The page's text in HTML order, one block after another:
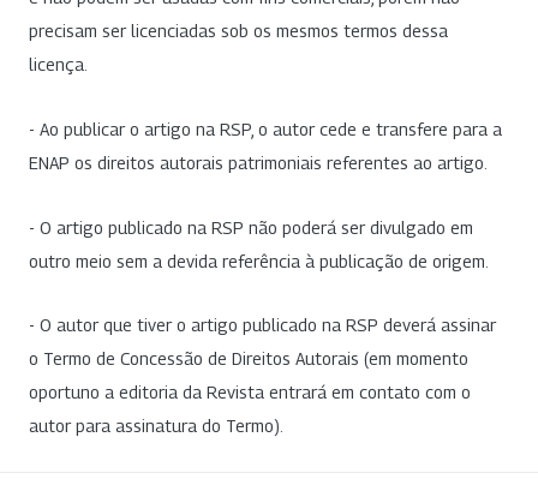
precisam ser licenciadas sob os mesmos termos dessa
licença.
- Ao publicar o artigo na RSP, o autor cede e transfere para a
ENAP os direitos autorais patrimoniais referentes ao artigo.
- O artigo publicado na RSP não poderá ser divulgado em
outro meio sem a devida referência à publicação de origem.
- O autor que tiver o artigo publicado na RSP deverá assinar
o Termo de Concessão de Direitos Autorais (em momento
oportuno a editoria da Revista entrará em contato com o
autor para assinatura do Termo).